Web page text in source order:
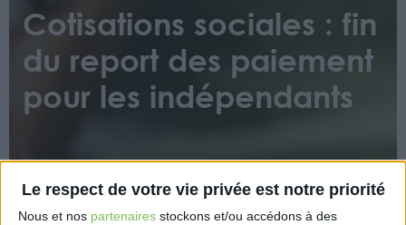
Le respect de votre vie privée est notre priorité
Nous et nos partenaires stockons et/ou accédons à des
Cotisations sociales : fin
du report des paiement
pour les indépendants